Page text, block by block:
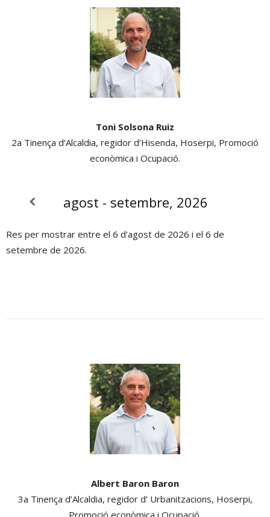
Toni Solsona Ruiz
2a Tinença d’Alcaldia, regidor d’Hisenda, Hoserpi, Promoció
econòmica i Ocupació.
agost - setembre, 2026
Res per mostrar entre el 6 d'agost de 2026 i el 6 de
setembre de 2026.
Albert Baron Baron
3a Tinença d’Alcaldia, regidor d’ Urbanitzacions, Hoserpi,
Promoció econòmica i Ocupació.